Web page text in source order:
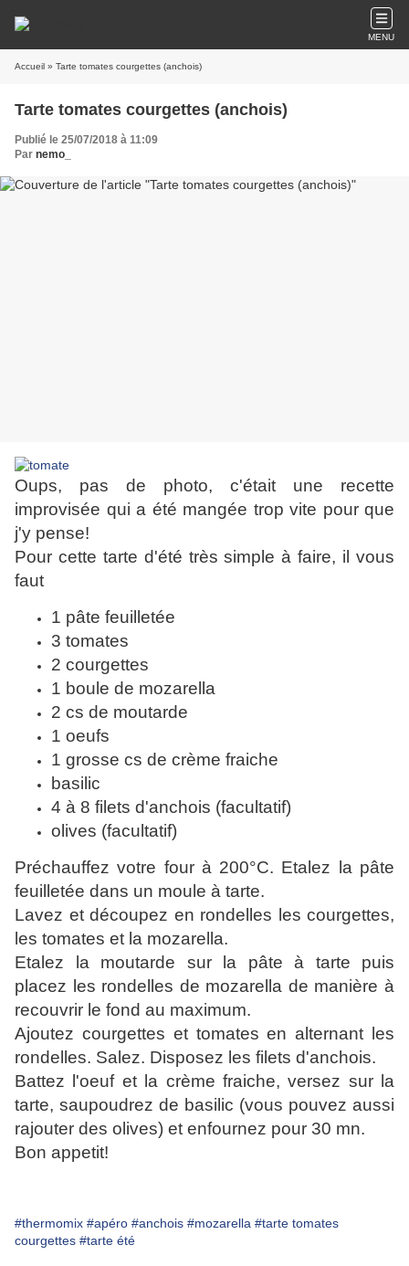
MENU
Accueil » Tarte tomates courgettes (anchois)
Tarte tomates courgettes (anchois)
Publié le 25/07/2018 à 11:09
Par nemo_
Oups, pas de photo, c'était une recette
improvisée qui a été mangée trop vite pour que
j'y pense!
Pour cette tarte d'été très simple à faire, il vous
faut
1 pâte feuilletée
3 tomates
2 courgettes
1 boule de mozarella
2 cs de moutarde
1 oeufs
1 grosse cs de crème fraiche
basilic
4 à 8 filets d'anchois (facultatif)
olives (facultatif)
Préchauffez votre four à 200°C. Etalez la pâte
feuilletée dans un moule à tarte.
Lavez et découpez en rondelles les courgettes,
les tomates et la mozarella.
Etalez la moutarde sur la pâte à tarte puis
placez les rondelles de mozarella de manière à
recouvrir le fond au maximum.
Ajoutez courgettes et tomates en alternant les
rondelles. Salez. Disposez les filets d'anchois.
Battez l'oeuf et la crème fraiche, versez sur la
tarte, saupoudrez de basilic (vous pouvez aussi
rajouter des olives) et enfournez pour 30 mn.
Bon appetit!
#thermomix #apéro #anchois #mozarella #tarte tomates
courgettes #tarte été